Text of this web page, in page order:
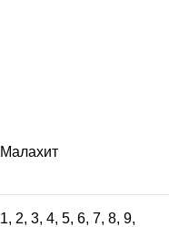
Малахит
1, 2, 3, 4, 5, 6, 7, 8, 9,